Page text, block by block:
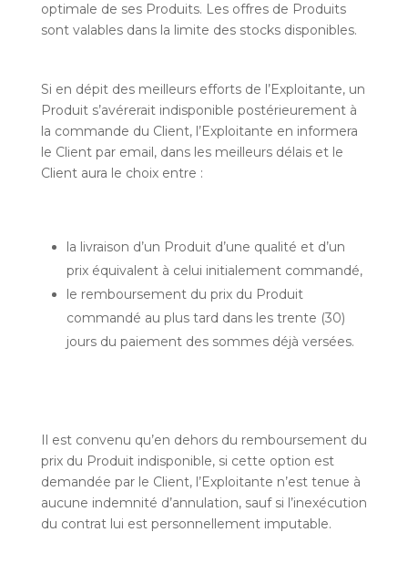
optimale de ses Produits. Les offres de Produits
sont valables dans la limite des stocks disponibles.
Si en dépit des meilleurs efforts de l’Exploitante, un
Produit s’avérerait indisponible postérieurement à
la commande du Client, l’Exploitante en informera
le Client par email, dans les meilleurs délais et le
Client aura le choix entre :
la livraison d’un Produit d’une qualité et d’un
prix équivalent à celui initialement commandé,
le remboursement du prix du Produit
commandé au plus tard dans les trente (30)
jours du paiement des sommes déjà versées.
Il est convenu qu’en dehors du remboursement du
prix du Produit indisponible, si cette option est
demandée par le Client, l’Exploitante n’est tenue à
aucune indemnité d’annulation, sauf si l’inexécution
du contrat lui est personnellement imputable.